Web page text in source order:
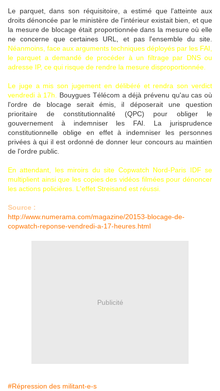
Le parquet, dans son réquisitoire, a estimé que l'atteinte aux
droits dénoncée par le ministère de l'intérieur existait bien, et que
la mesure de blocage était proportionnée dans la mesure où elle
ne concerne que certaines URL, et pas l'ensemble du site.
Néanmoins, face aux arguments techniques déployés par les FAI,
le parquet a demandé de procéder à un filtrage par DNS ou
adresse IP, ce qui risque de rendre la mesure disproportionnée.
Le juge a mis son jugement en délibéré et rendra son verdict
vendredi à 17h.
Bouygues Télécom a déjà prévenu qu'au cas où
l'ordre de blocage serait émis, il déposerait une question
prioritaire de constitutionnalité (QPC) pour obliger le
gouvernement à indemniser les FAI. La jurisprudence
constitutionnelle oblige en effet à indemniser les personnes
privées à qui il est ordonné de donner leur concours au maintien
de l'ordre public.
En attendant, les miroirs du site Copwatch Nord-Paris IDF se
multiplient ainsi que les copies des vidéos filmées pour dénoncer
les actions policières. L'effet Streisand est réussi.
Source :
http://www.numerama.com/magazine/20153-blocage-de-
copwatch-reponse-vendredi-a-17-heures.html
Publicité
#Répression des militant-e-s